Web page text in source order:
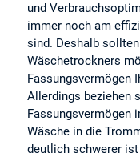
und
immer noch am
sind. Deshalb
Wäschetrockners
Fassungsvermögen
Allerdings beziehen
Fassungsvermögen
Wäsche in die
deutlich schwerer